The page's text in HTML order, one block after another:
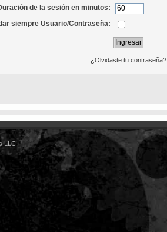
de la sesión en minutos:
siempre Usuario/Contraseña:
¿Olvidaste tu contraseña?
LLC